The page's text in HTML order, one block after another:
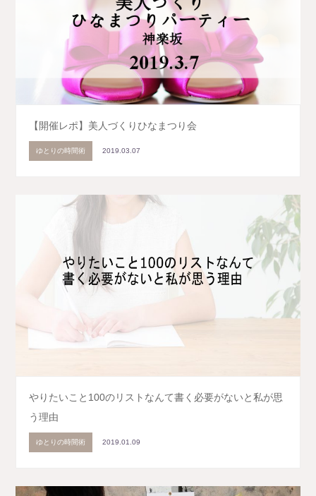
【開催レポ】美人づくりひなまつり会
ゆとりの時間術 2019.03.07
やりたいこと100のリストなんて書く必要がないと私が思
う理由
ゆとりの時間術 2019.01.09